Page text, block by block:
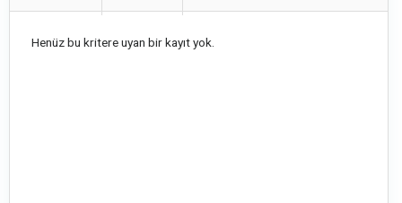
Henüz bu kritere uyan bir kayıt yok.